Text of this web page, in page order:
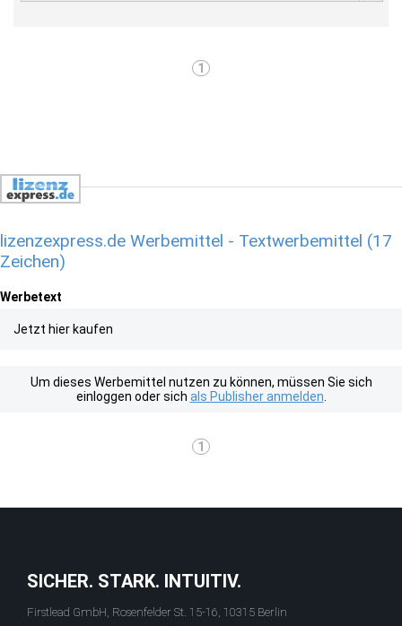
1
lizenzexpress.de Werbemittel - Textwerbemittel (17
Zeichen)
Werbetext
Jetzt hier kaufen
Um dieses Werbemittel nutzen zu können, müssen Sie sich
einloggen oder sich als Publisher anmelden
1
SICHER. STARK. INTUITIV.
Firstlead GmbH, Rosenfelder St. 15-16, 10315 Berlin